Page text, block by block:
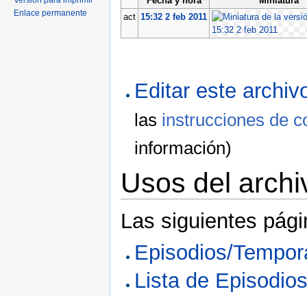
act 15:32 2 feb 2011
Editar este
las instrucciones de
información)
Usos del
Las siguientes
Episodios/
Lista de
Enlace permanente